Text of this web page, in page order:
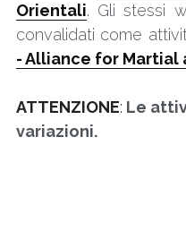
Orientali. Gli stessi
convalidati come
- Alliance for Martial
ATTENZIONE: Le
variazioni.